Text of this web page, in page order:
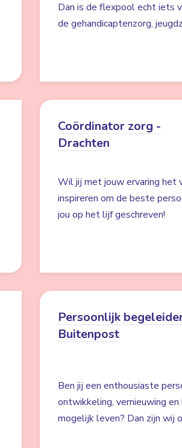
Dan is de flexpool echt iets
de gehandicaptenzorg,
Coördinator zorg -
Drachten
Wil jij met jouw ervaring het
inspireren om de beste
jou op het lijf geschreven!
Persoonlijk
Buitenpost
Ben jij een enthousiaste
ontwikkeling, vernieuwing
mogelijk leven? Dan zijn wij